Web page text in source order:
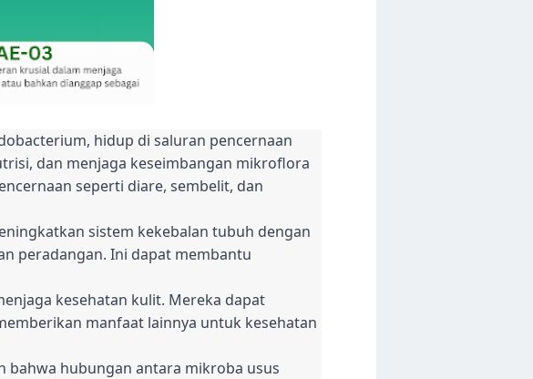
hidup di saluran pencernaan
dan menjaga keseimbangan mikroflora
seperti diare, sembelit, dan
sistem kekebalan tubuh dengan
peradangan. Ini dapat membantu
kesehatan kulit. Mereka dapat
manfaat lainnya untuk kesehatan
bahwa hubungan antara mikroba usus